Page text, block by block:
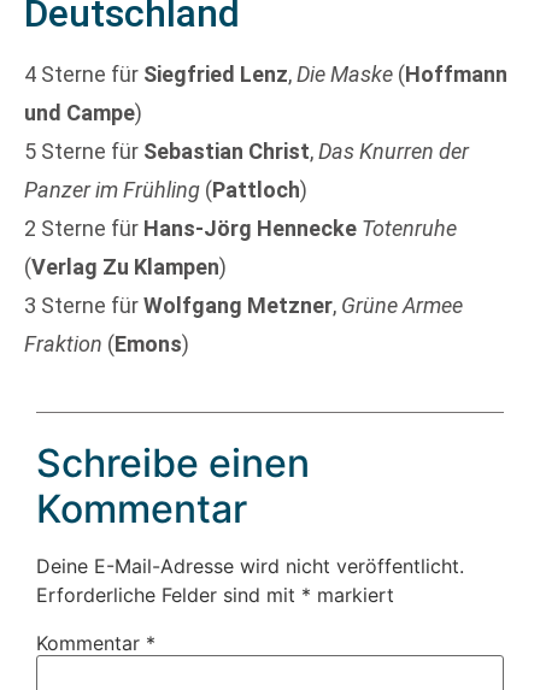
Deutschland
4 Sterne für Siegfried Lenz,Die Maske (Hoffmann
und Campe)
5 Sterne für Sebastian Christ,Das Knurren der
Panzer im Frühling (Pattloch)
2 Sterne für Hans-Jörg Hennecke Totenruhe
(Verlag Zu Klampen)
3 Sterne fürWolfgang Metzner, Grüne Armee
Fraktion (Emons)
Schreibe einen
Kommentar
Deine E-Mail-Adresse wird nicht veröffentlicht.
Erforderliche Felder sind mit * markiert
Kommentar *